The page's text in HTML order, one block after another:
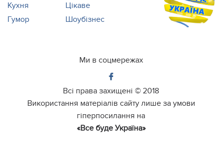
Кухня
Цікаве
Гумор
Шоубізнес
Ми в соцмережах
Всі права захищені © 2018
Використання матеріалів сайту лише за умови
гіперпосилання на
«Все буде Україна»